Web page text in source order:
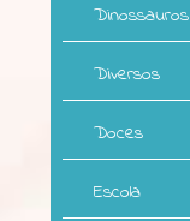
Dinossauros
Diversos
Doces
Escola